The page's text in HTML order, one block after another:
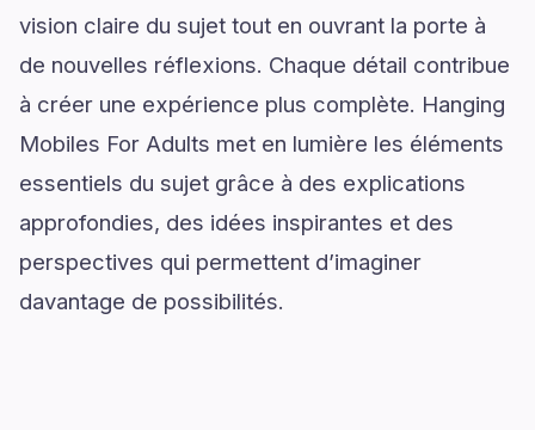
vision claire du sujet tout en ouvrant la porte à
de nouvelles réflexions. Chaque détail contribue
à créer une expérience plus complète. Hanging
Mobiles For Adults met en lumière les éléments
essentiels du sujet grâce à des explications
approfondies, des idées inspirantes et des
perspectives qui permettent d’imaginer
davantage de possibilités.